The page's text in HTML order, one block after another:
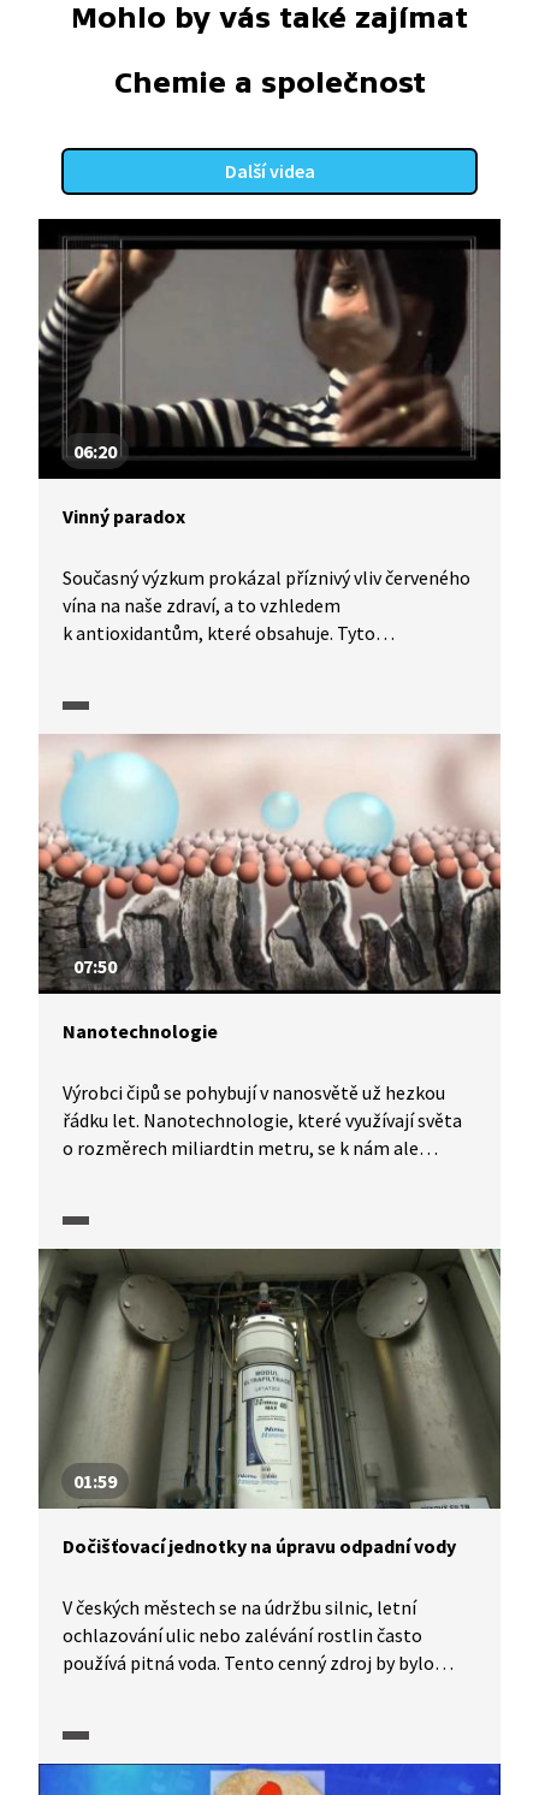
Mohlo by vás také zajímat
Chemie a společnost
Další videa
06:20
Vinný paradox
Současný výzkum prokázal příznivý vliv červeného
vína na naše zdraví, a to vzhledem
k antioxidantům, které obsahuje. Tyto
polyfenolových antioxidantů neboli taninů.
Do vína však nepřejdou všechny zdraví prospěšné
látky, které se v hroznech nacházejí. Většina z nich
zůstává v ovocných výliscích, tedy slupkách
a semínkách, které tvoří odpad. Mnohé studie
ukazují, že rostlinné polyfenoly pomáhají
předcházet nejrůznějším druhům rakoviny,
pomáhají bojovat se záněty a koronárními
nemocemi a podporují imunitní systém.
07:50
Nanotechnologie
Výrobci čipů se pohybují v nanosvětě už hezkou
řádku let. Nanotechnologie, které využívají světa
o rozměrech miliardtin metru, se k nám ale
antibakteriální přípravky, nanoimplantáty,
nanopovrchy… To vše a mnoho dalšího nabízí
výzkum v oblasti nanočástic. Co z něho vyplývá
v praxi?
01:59
Dočišťovací jednotky na úpravu odpadní vody
V českých městech se na údržbu silnic, letní
ochlazování ulic nebo zalévání rostlin často
používá pitná voda. Tento cenný zdroj by bylo
takzvané dočišťovací jednotky na úpravu užitkové
vody, která vytéká z čistíren, na požadovanou